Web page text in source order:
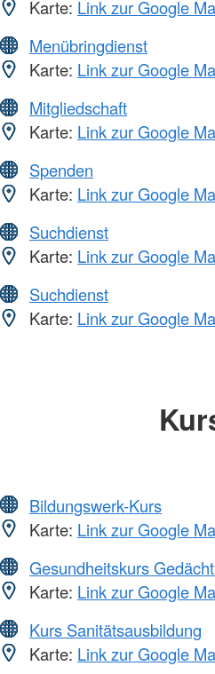
Karte: Link zur Google
Menübringdienst
Karte: Link zur Google
Mitgliedschaft
Karte: Link zur Google
Spenden
Karte: Link zur Google
Suchdienst
Karte: Link zur Google
Suchdienst
Karte: Link zur Google
Bildungswerk-Kurs
Karte: Link zur Google
Gesundheitskurs
Karte: Link zur Google
Kurs Sanitätsausbildung
Karte: Link zur Google